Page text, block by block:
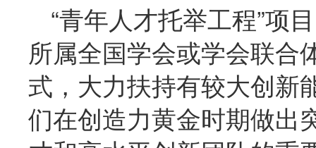
“青年人才托举工程”项
所属全国学会或学会联合
式，大力扶持有较大创新
们在创造力黄金时期做出